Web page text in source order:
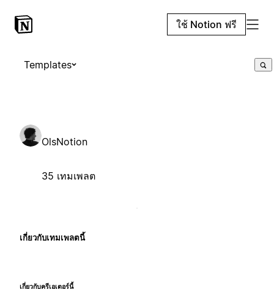
ใช้ Notion ฟรี
Templates
OlsNotion
35 เทมเพลต
เกี่ยวกับเทมเพลตนี้
เกี่ยวกับครีเอเตอร์นี้